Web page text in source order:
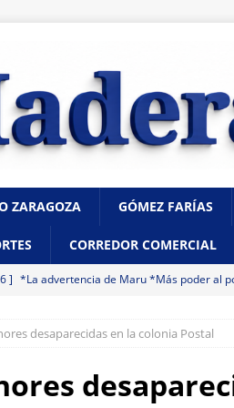
ZARAGOZA GÓMEZ FARÍAS
CORREDOR COMERCIAL
] *La advertencia de Maru *Más poder al
] Hallazgo de cadáver en descomposición
Marco Bonilla cumple: inaugura el Paso
desaparecidas en la colonia Postal